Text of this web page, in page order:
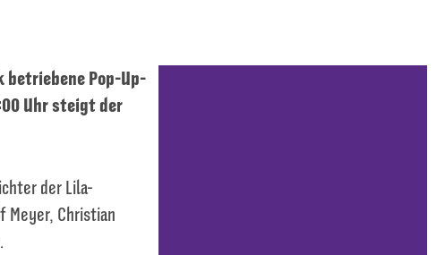
betriebene Pop-Up-
Uhr steigt der
der Lila-
Meyer, Christian